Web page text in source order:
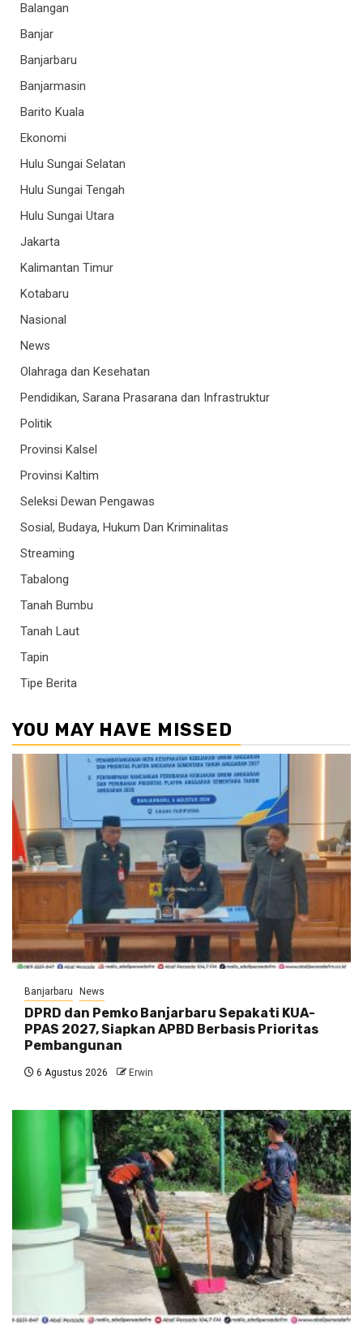
Balangan
Banjar
Banjarbaru
Banjarmasin
Barito Kuala
Ekonomi
Hulu Sungai Selatan
Hulu Sungai Tengah
Hulu Sungai Utara
Jakarta
Kalimantan Timur
Kotabaru
Nasional
News
Olahraga dan Kesehatan
Pendidikan, Sarana Prasarana dan Infrastruktur
Politik
Provinsi Kalsel
Provinsi Kaltim
Seleksi Dewan Pengawas
Sosial, Budaya, Hukum Dan Kriminalitas
Streaming
Tabalong
Tanah Bumbu
Tanah Laut
Tapin
Tipe Berita
YOU MAY HAVE MISSED
Banjarbaru News
DPRD dan Pemko Banjarbaru Sepakati KUA-
PPAS 2027, Siapkan APBD Berbasis Prioritas
Pembangunan
6 Agustus 2026 Erwin